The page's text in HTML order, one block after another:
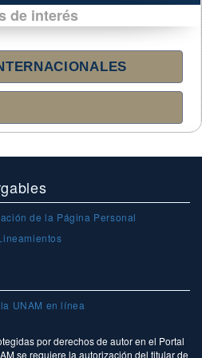
de interés
de la Página Personal
UNAM en línea
por derechos de autor en el Portal
se requiere la autorización del titular de